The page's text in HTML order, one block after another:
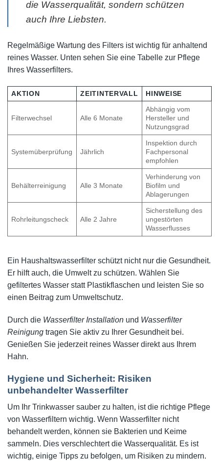
die Wasserqualität, sondern schützen
auch Ihre Liebsten.
Regelmäßige Wartung des Filters ist wichtig für anhaltend
reines Wasser. Unten sehen Sie eine Tabelle zur Pflege
Ihres Wasserfilters.
AKTION ZEITINTERVALL HINWEISE
Filterwechsel Alle 6 Monate
Abhängig vom
Hersteller und
Nutzungsgrad
Systemüberprüfung Jährlich
Inspektion durch
Fachpersonal
empfohlen
Behälterreinigung Alle 3 Monate
Verhinderung von
Biofilm und
Ablagerungen
Rohrleitungscheck Alle 2 Jahre
Sicherstellung des
ungestörten
Wasserflusses
Ein Haushaltswasserfilter schützt nicht nur die Gesundheit.
Er hilft auch, die Umwelt zu schützen. Wählen Sie
gefiltertes Wasser statt Plastikflaschen und leisten Sie so
einen Beitrag zum Umweltschutz.
Durch die Wasserfilter Installation und Wasserfilter
Reinigung tragen Sie aktiv zu Ihrer Gesundheit bei.
Genießen Sie jederzeit reines Wasser direkt aus Ihrem
Hahn.
Hygiene und Sicherheit: Risiken
unbehandelter Wasserfilter
Um Ihr Trinkwasser sauber zu halten, ist die richtige Pflege
von Wasserfiltern wichtig. Wenn Wasserfilter nicht
behandelt werden, können sie Bakterien und Keime
sammeln. Dies verschlechtert die Wasserqualität. Es ist
wichtig, einige Tipps zu befolgen, um Risiken zu mindern.